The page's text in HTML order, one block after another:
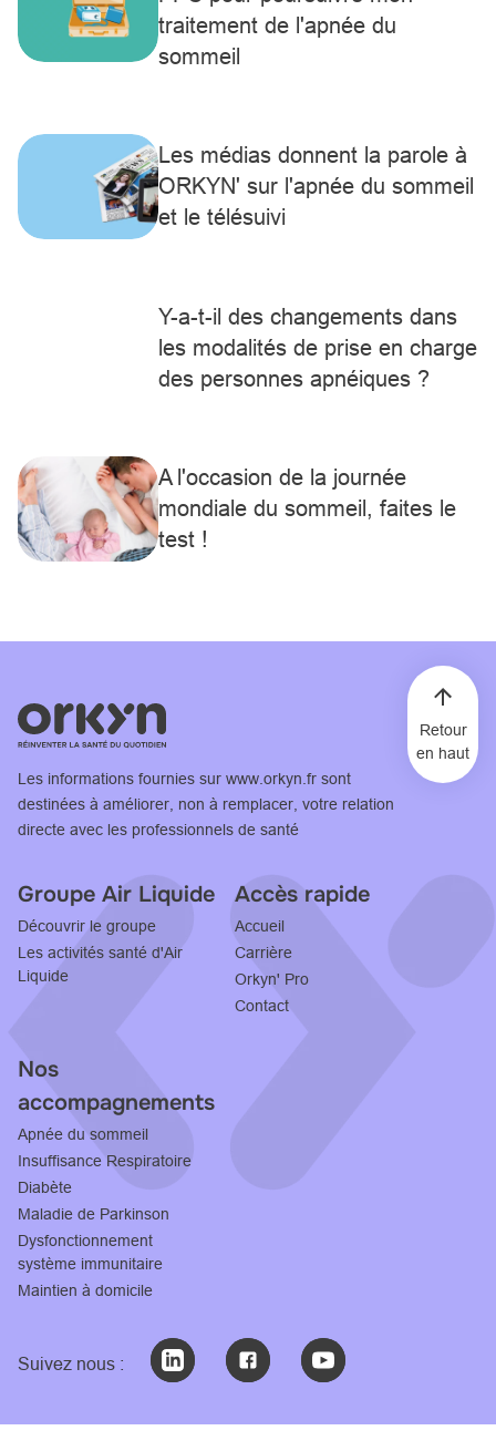
traitement de l'apnée du
sommeil
Les médias donnent la parole à
ORKYN' sur l'apnée du sommeil
et le télésuivi
Y-a-t-il des changements dans
les modalités de prise en charge
des personnes apnéiques ?
A l'occasion de la journée
mondiale du sommeil, faites le
test !
Les informations fournies sur www.orkyn.fr sont
destinées à améliorer, non à remplacer, votre relation
directe avec les professionnels de santé
Groupe Air Liquide
Découvrir le groupe
Les activités santé d'Air
Liquide
Accès rapide
Accueil
Carrière
Orkyn' Pro
Contact
Nos
accompagnements
Apnée du sommeil
Insuffisance Respiratoire
Diabète
Maladie de Parkinson
Dysfonctionnement
système immunitaire
Maintien à domicile
Suivez nous :
Retour
en haut